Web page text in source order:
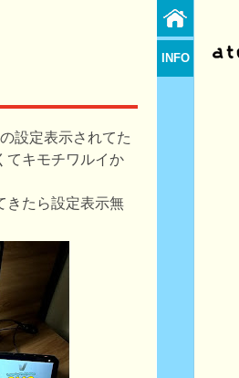
設定表示されてた
てキモチワルイか
きたら設定表示無
INFO